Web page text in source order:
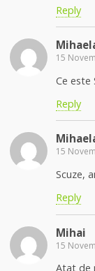
Reply
15
Ce este
Reply
15
Scuze,
Reply
Mihai
15
Atat de